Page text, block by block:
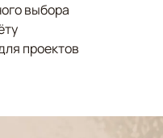
выбора
проектов